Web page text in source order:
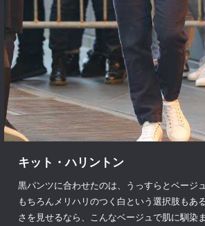
キット・ハリントン
黒パンツに合わせたのは、うっすらとベージ
もちろんメリハリのつく白という選択肢もあ
さを見せるなら、こんなベージュで肌に馴染